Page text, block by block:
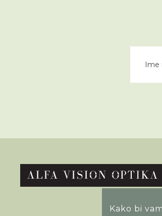
Kako bi